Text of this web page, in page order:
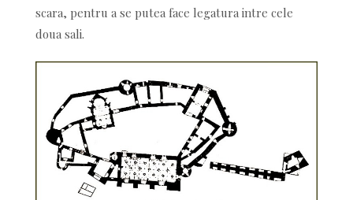
scara, pentru a se putea face legatura intre cele
doua sali.